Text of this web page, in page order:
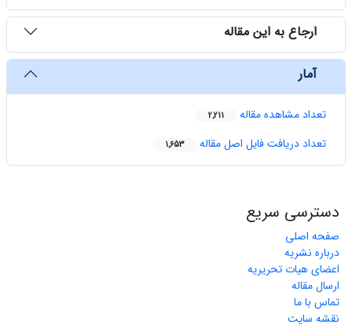
ارجاع به این مقاله
آمار
تعداد مشاهده مقاله 2,211
تعداد دریافت فایل اصل مقاله 1,653
دسترسی سریع
صفحه اصلی
درباره نشریه
اعضای هیات تحریریه
ارسال مقاله
تماس با ما
نقشه سایت